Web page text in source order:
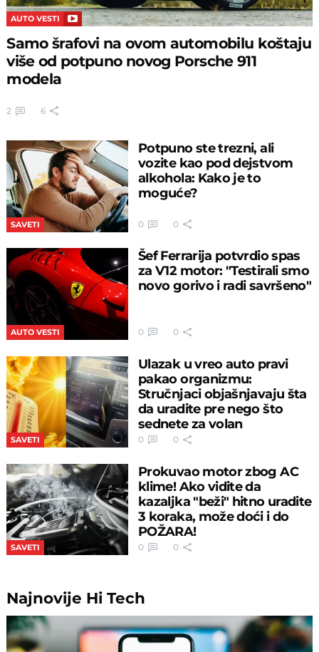
AUTO VESTI
Samo šrafovi na ovom automobilu koštaju
više od potpuno novog Porsche 911
modela
2 6
SAVETI
Potpuno ste trezni, ali
vozite kao pod dejstvom
alkohola: Kako je to
moguće?
0 0
AUTO VESTI
Šef Ferrarija potvrdio spas
za V12 motor: "Testirali smo
novo gorivo i radi savršeno"
0 0
SAVETI
Ulazak u vreo auto pravi
pakao organizmu:
Stručnjaci objašnjavaju šta
da uradite pre nego što
sednete za volan
0 0
SAVETI
Prokuvao motor zbog AC
klime! Ako vidite da
kazaljka "beži" hitno uradite
3 koraka, može doći i do
POŽARA!
0 0
Najnovije Hi Tech